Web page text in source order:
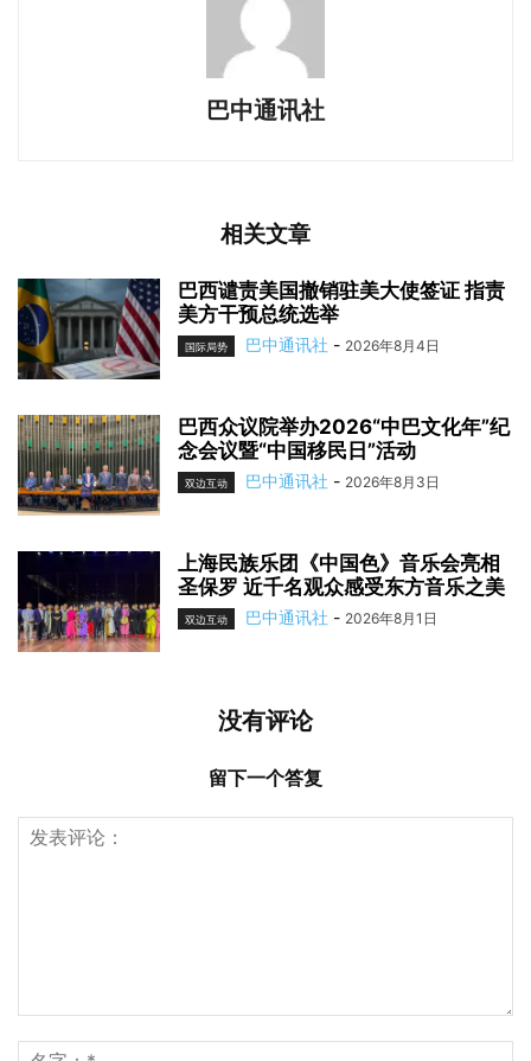
巴中通讯社
相关文章
巴西谴责美国撤销驻美大使签证 指责
美方干预总统选举
国际局势 巴中通讯社 - 2026年8月4日
巴西众议院举办2026“中巴文化年”纪
念会议暨“中国移民日”活动
双边互动 巴中通讯社 - 2026年8月3日
上海民族乐团《中国色》音乐会亮相
圣保罗 近千名观众感受东方音乐之美
双边互动 巴中通讯社 - 2026年8月1日
没有评论
留下一个答复